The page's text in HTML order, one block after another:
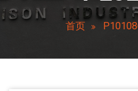
首页